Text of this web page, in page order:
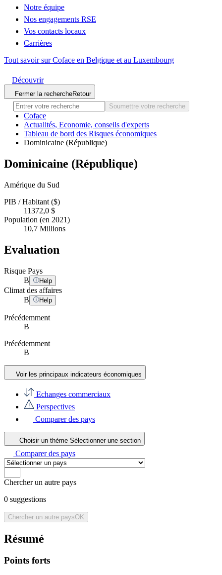
Notre équipe
Nos engagements RSE
Vos contacts locaux
Carrières
Tout savoir sur Coface en Belgique et au Luxembourg
Découvrir
Fermer la rechercheRetour
Soumettre votre recherche
Coface
Actualités, Economie, conseils d'experts
Tableau de bord des Risques économiques
Dominicaine (République)
Dominicaine (République)
Amérique du Sud
PIB / Habitant ($)
11372,0 $
Population (en 2021)
10,7 Millions
Evaluation
Risque Pays
B
Help
Climat des affaires
B
Help
Précédemment
B
Précédemment
B
Voir les principaux indicateurs économiques
Echanges commerciaux
Perspectives
Comparer des pays
Choisir un thème Sélectionner une section
Comparer des pays
Chercher un autre pays
0 suggestions
Chercher un autre paysOK
Résumé
Points forts